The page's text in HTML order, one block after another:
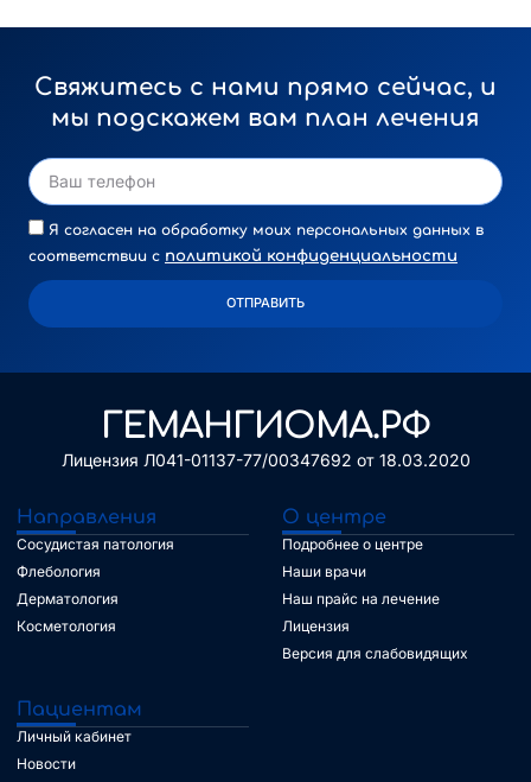
Свяжитесь с нами прямо сейчас, и
мы подскажем вам план лечения
Я согласен на обработку моих персональных данных в
соответствии с политикой конфиденциальности
ОТПРАВИТЬ
ГЕМАНГИОМА.РФ
Лицензия Л041-01137-77/00347692 от 18.03.2020
Направления
Сосудистая патология
Флебология
Дерматология
Косметология
О центре
Подробнее о центре
Наши врачи
Наш прайс на лечение
Лицензия
Версия для слабовидящих
Пациентам
Личный кабинет
Новости